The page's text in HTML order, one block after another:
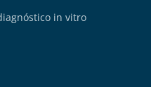
in vitro